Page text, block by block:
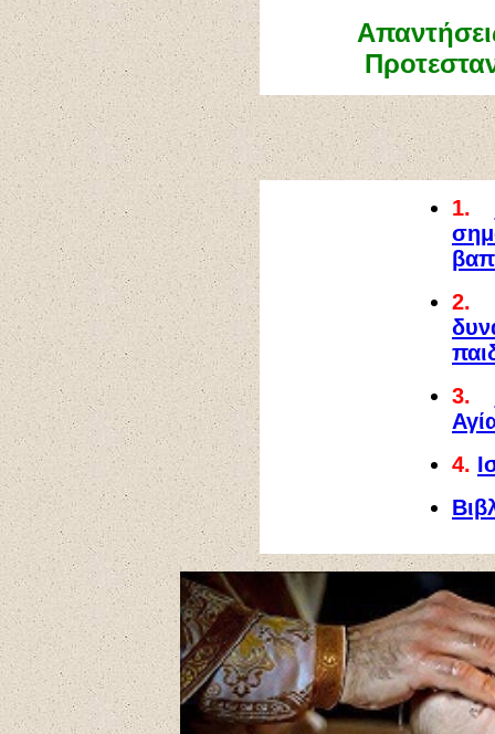
1.
2.
3.
4.